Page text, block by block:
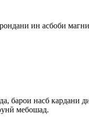
ин асбоби
насб кардани
мебошад.